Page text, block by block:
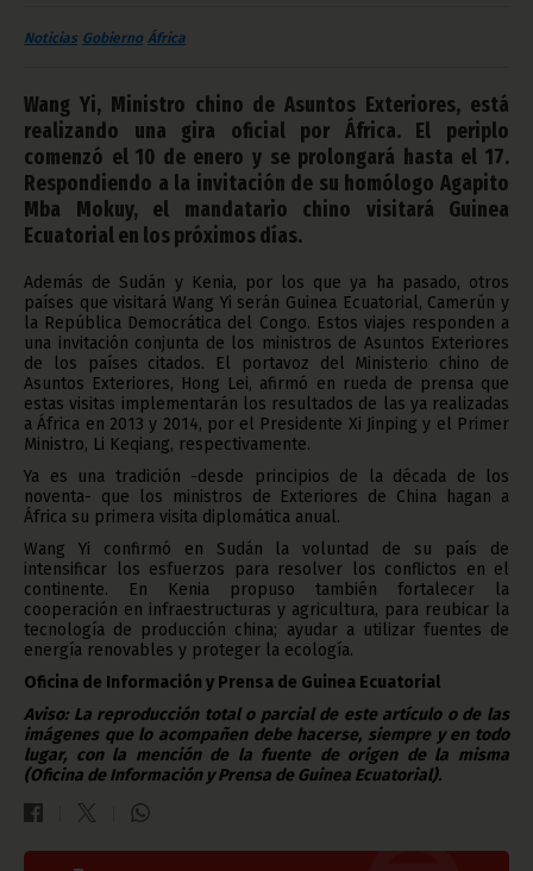
Noticias Gobierno África
Wang Yi, Ministro chino de Asuntos Exteriores, está
realizando una gira oficial por África. El periplo
comenzó el 10 de enero y se prolongará hasta el 17.
Respondiendo a la invitación de su homólogo Agapito
Mba Mokuy, el mandatario chino visitará Guinea
Ecuatorial en los próximos días.
Además de Sudán y Kenia, por los que ya ha pasado, otros
países que visitará Wang Yi serán Guinea Ecuatorial, Camerún y
la República Democrática del Congo. Estos viajes responden a
una invitación conjunta de los ministros de Asuntos Exteriores
de los países citados. El portavoz del Ministerio chino de
Asuntos Exteriores, Hong Lei, afirmó en rueda de prensa que
estas visitas implementarán los resultados de las ya realizadas
a África en 2013 y 2014, por el Presidente Xi Jinping y el Primer
Ministro, Li Keqiang, respectivamente.
Ya es una tradición -desde principios de la década de los
noventa- que los ministros de Exteriores de China hagan a
África su primera visita diplomática anual.
Wang Yi confirmó en Sudán la voluntad de su país de
intensificar los esfuerzos para resolver los conflictos en el
continente. En Kenia propuso también fortalecer la
cooperación en infraestructuras y agricultura, para reubicar la
tecnología de producción china; ayudar a utilizar fuentes de
energía renovables y proteger la ecología.
Oficina de Información y Prensa de Guinea Ecuatorial
Aviso: La reproducción total o parcial de este artículo o de las
imágenes que lo acompañen debe hacerse, siempre y en todo
lugar, con la mención de la fuente de origen de la misma
(Oficina de Información y Prensa de Guinea Ecuatorial).